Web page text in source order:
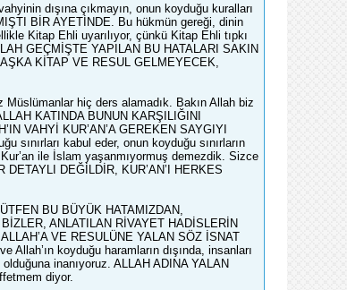
dışına çıkmayın, onun koyduğu kuralları
BİR AYETİNDE. Bu hükmün gereği, dinin
Kitap Ehli uyarılıyor, çünkü Kitap Ehli tıpkı
GEÇMİŞTE YAPILAN BU HATALARI SAKIN
KİTAP VE RESUL GELMEYECEK,
hiç ders alamadık. Bakın Allah biz
KATINDA BUNUN KARŞILIĞINI
VAHYİ KUR’AN’A GEREKEN SAYGIYI
sınırları kabul eder, onun koyduğu sınırların
ile İslam yaşanmıyormuş demezdik. Sizce
DETAYLI DEĞİLDİR, KUR’AN’I HERKES
BU BÜYÜK HATAMIZDAN,
ANLATILAN RİVAYET HADİSLERİN
VE RESULÜNE YALAN SÖZ İSNAT
koyduğu haramların dışında, insanları
inanıyoruz. ALLAH ADINA YALAN
diyor.